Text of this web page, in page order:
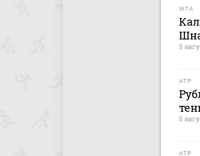
WTA
5
ATP
5
ATP